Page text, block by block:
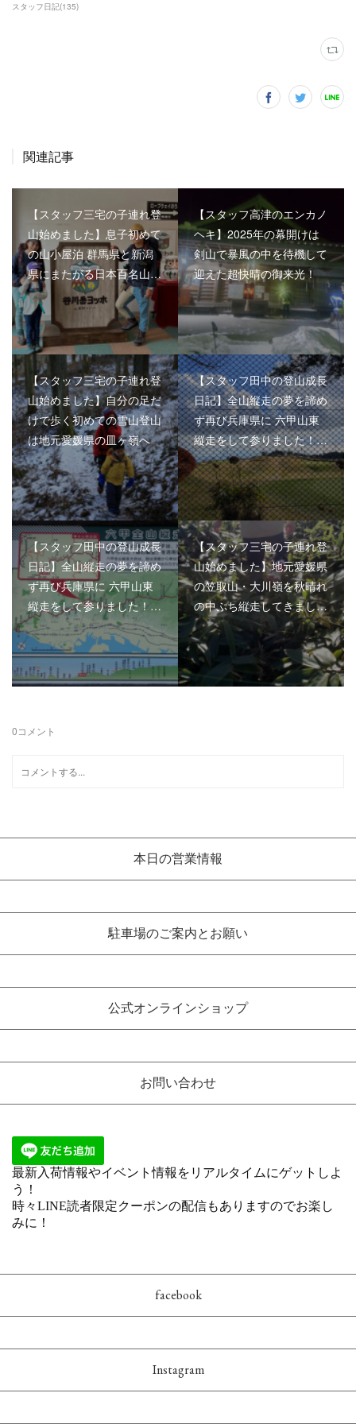
スタッフ日記(135)
関連記事
【スタッフ三宅の子連れ登
山始めました】息子初めて
の山小屋泊 群馬県と新潟
県にまたがる日本百名山…
【スタッフ高津のエンカノ
ヘキ】2025年の幕開けは
剣山で暴風の中を待機して
迎えた超快晴の御来光！
【スタッフ三宅の子連れ登
山始めました】自分の足だ
けで歩く初めての雪山登山
は地元愛媛県の皿ヶ嶺へ
【スタッフ田中の登山成長
日記】全山縦走の夢を諦め
ず再び兵庫県に 六甲山東
縦走をして参りました！…
【スタッフ田中の登山成長
日記】全山縦走の夢を諦め
ず再び兵庫県に 六甲山東
縦走をして参りました！…
【スタッフ三宅の子連れ登
山始めました】地元愛媛県
の笠取山・大川嶺を秋晴れ
の中ぷち縦走してきまし…
0コメント
本日の営業情報
駐車場のご案内とお願い
公式オンラインショップ
お問い合わせ
facebook
Instagram